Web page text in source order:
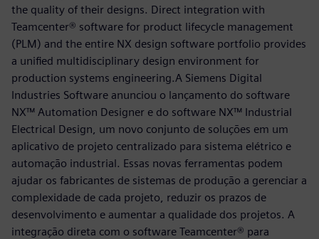
the quality of their designs. Direct integration with
Teamcenter® software for product lifecycle management
(PLM) and the entire NX design software portfolio provides
a unified multidisciplinary design environment for
production systems engineering.A Siemens Digital
Industries Software anunciou o lançamento do software
NX™ Automation Designer e do software NX™ Industrial
Electrical Design, um novo conjunto de soluções em um
aplicativo de projeto centralizado para sistema elétrico e
automação industrial. Essas novas ferramentas podem
ajudar os fabricantes de sistemas de produção a gerenciar a
complexidade de cada projeto, reduzir os prazos de
desenvolvimento e aumentar a qualidade dos projetos. A
integração direta com o software Teamcenter® para